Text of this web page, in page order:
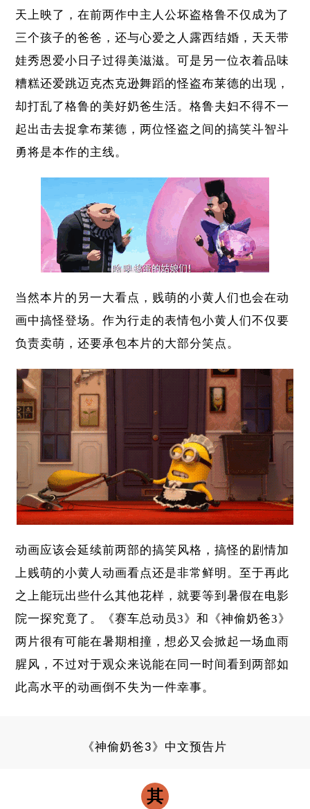
天上映了，在前两作中主人公坏盗格鲁不仅成为了
三个孩子的爸爸，还与心爱之人露西结婚，天天带
娃秀恩爱小日子过得美滋滋。可是另一位衣着品味
糟糕还爱跳迈克杰克逊舞蹈的怪盗布莱德的出现，
却打乱了格鲁的美好奶爸生活。格鲁夫妇不得不一
起出击去捉拿布莱德，两位怪盗之间的搞笑斗智斗
勇将是本作的主线。
当然本片的另一大看点，贱萌的小黄人们也会在动
画中搞怪登场。作为行走的表情包小黄人们不仅要
负责卖萌，还要承包本片的大部分笑点。
动画应该会延续前两部的搞笑风格，搞怪的剧情加
上贱萌的小黄人动画看点还是非常鲜明。至于再此
之上能玩出些什么其他花样，就要等到暑假在电影
院一探究竟了。《赛车总动员3》和《神偷奶爸3》
两片很有可能在暑期相撞，想必又会掀起一场血雨
腥风，不过对于观众来说能在同一时间看到两部如
此高水平的动画倒不失为一件幸事。
《神偷奶爸3》中文预告片
其